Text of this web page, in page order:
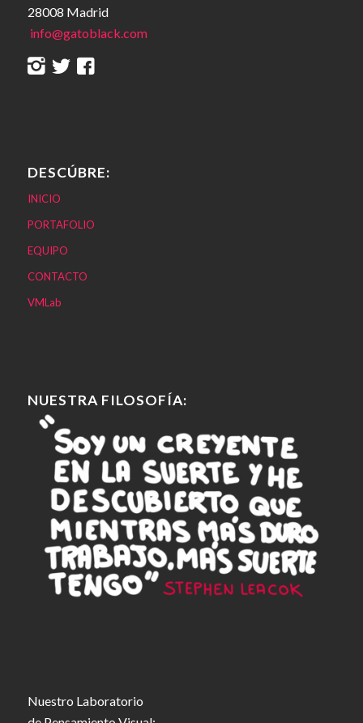
28008 Madrid
info@gatoblack.com
DESCÚBRE:
INICIO
PORTAFOLIO
EQUIPO
CONTACTO
VMLab
NUESTRA FILOSOFÍA:
Nuestro Laboratorio